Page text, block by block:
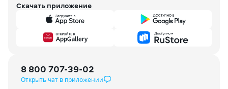
Скачать приложение
8 800 707-39-02
Открыть чат в приложении